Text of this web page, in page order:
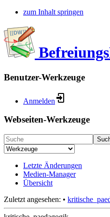
zum Inhalt springen
Benutzer-Werkzeuge
Anmelden
Webseiten-Werkzeuge
Letzte Änderungen
Medien-Manager
Übersicht
Zuletzt angesehen: •